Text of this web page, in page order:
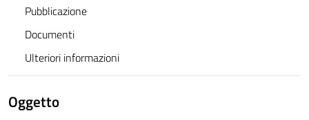
Pubblicazione
Documenti
Ulteriori informazioni
Oggetto